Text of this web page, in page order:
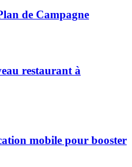
de Campagne
restaurant à
mobile pour booster